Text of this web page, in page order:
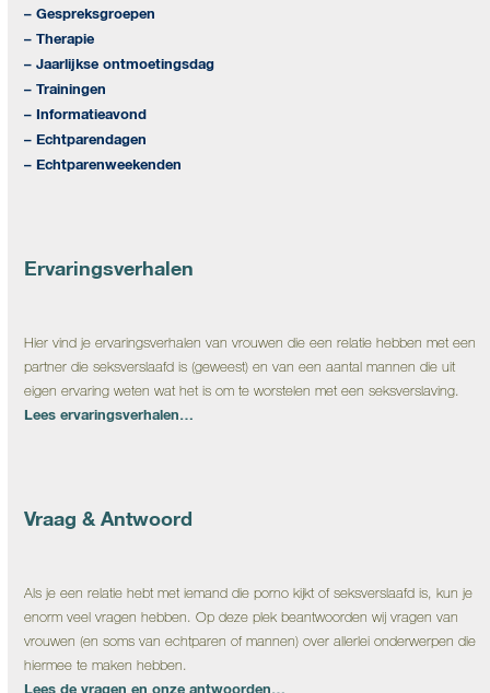
– Gespreksgroepen
– Therapie
– Jaarlijkse ontmoetingsdag
– Trainingen
– Informatieavond
– Echtparendagen
– Echtparenweekenden
Ervaringsverhalen
Hier vind je ervaringsverhalen van vrouwen die een relatie hebben met een
partner die seksverslaafd is (geweest) en van een aantal mannen die uit
eigen ervaring weten wat het is om te worstelen met een seksverslaving.
Lees ervaringsverhalen…
Vraag & Antwoord
Als je een relatie hebt met iemand die porno kijkt of seksverslaafd is, kun je
enorm veel vragen hebben. Op deze plek beantwoorden wij vragen van
vrouwen (en soms van echtparen of mannen) over allerlei onderwerpen die
hiermee te maken hebben.
Lees de vragen en onze antwoorden…